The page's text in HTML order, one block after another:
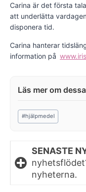
Carina är det första
att underlätta
disponera tid.
Carina hanterar
information på
Post
Tags:
#hjälpmedel
SENASTE
nyheterna.